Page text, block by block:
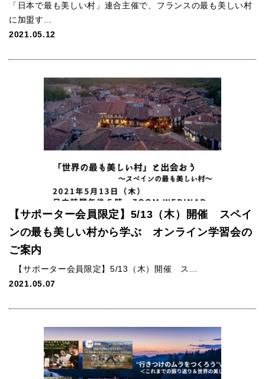
「日本で最も美しい村」連合主催で、フランスの最も美しい村
に加盟す…
2021.05.12
【サポーター会員限定】5/13（木）開催 スペイ
ンの最も美しい村から学ぶ オンライン学習会の
ご案内
【サポーター会員限定】5/13（木）開催 ス…
2021.05.07